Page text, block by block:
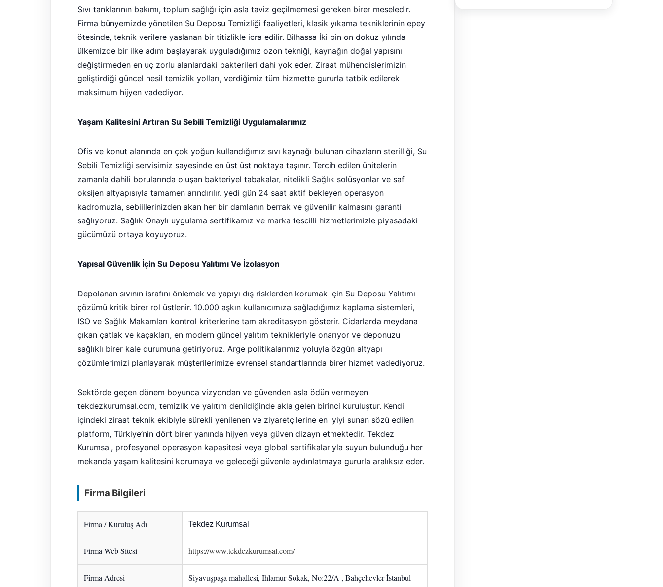
Sıvı tanklarının bakımı, toplum sağlığı için asla taviz geçilmemesi gereken birer meseledir.
Firma bünyemizde yönetilen Su Deposu Temizliği faaliyetleri, klasik yıkama tekniklerinin epey
ötesinde, teknik verilere yaslanan bir titizlikle icra edilir. Bilhassa İki bin on dokuz yılında
ülkemizde bir ilke adım başlayarak uyguladığımız ozon tekniği, kaynağın doğal yapısını
değiştirmeden en uç zorlu alanlardaki bakterileri dahi yok eder. Ziraat mühendislerimizin
geliştirdiği güncel nesil temizlik yolları, verdiğimiz tüm hizmette gururla tatbik edilerek
maksimum hijyen vadediyor.
Yaşam Kalitesini Artıran Su Sebili Temizliği Uygulamalarımız
Ofis ve konut alanında en çok yoğun kullandığımız sıvı kaynağı bulunan cihazların sterilliği, Su
Sebili Temizliği servisimiz sayesinde en üst üst noktaya taşınır. Tercih edilen ünitelerin
zamanla dahili borularında oluşan bakteriyel tabakalar, nitelikli Sağlık solüsyonlar ve saf
oksijen altyapısıyla tamamen arındırılır. yedi gün 24 saat aktif bekleyen operasyon
kadromuzla, sebiillerinizden akan her bir damlanın berrak ve güvenilir kalmasını garanti
sağlıyoruz. Sağlık Onaylı uygulama sertifikamız ve marka tescilli hizmetlerimizle piyasadaki
gücümüzü ortaya koyuyoruz.
Yapısal Güvenlik İçin Su Deposu Yalıtımı Ve İzolasyon
Depolanan sıvının israfını önlemek ve yapıyı dış risklerden korumak için Su Deposu Yalıtımı
çözümü kritik birer rol üstlenir. 10.000 aşkın kullanıcımıza sağladığımız kaplama sistemleri,
ISO ve Sağlık Makamları kontrol kriterlerine tam akreditasyon gösterir. Cidarlarda meydana
çıkan çatlak ve kaçakları, en modern güncel yalıtım teknikleriyle onarıyor ve deponuzu
sağlıklı birer kale durumuna getiriyoruz. Arge politikalarımız yoluyla özgün altyapı
çözümlerimizi planlayarak müşterilerimize evrensel standartlarında birer hizmet vadediyoruz.
Sektörde geçen dönem boyunca vizyondan ve güvenden asla ödün vermeyen
tekdezkurumsal.com, temizlik ve yalıtım denildiğinde akla gelen birinci kuruluştur. Kendi
içindeki ziraat teknik ekibiyle sürekli yenilenen ve ziyaretçilerine en iyiyi sunan sözü edilen
platform, Türkiye’nin dört birer yanında hijyen veya güven dizayn etmektedir. Tekdez
Kurumsal, profesyonel operasyon kapasitesi veya global sertifikalarıyla suyun bulunduğu her
mekanda yaşam kalitesini korumaya ve geleceği güvenle aydınlatmaya gururla aralıksız eder.
Firma Bilgileri
Firma / Kuruluş Adı Tekdez Kurumsal
Firma Web Sitesi https://www.tekdezkurumsal.com/
Firma Adresi Siyavuşpaşa mahallesi, Ihlamur Sokak, No:22/A , Bahçelievler İstanbul